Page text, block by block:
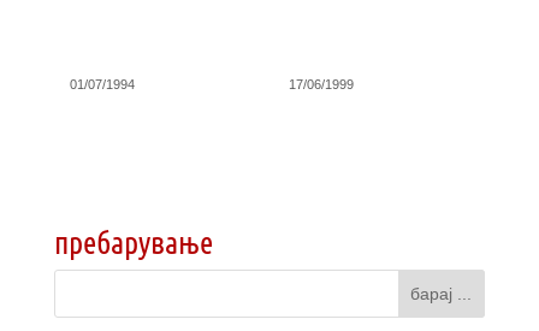
01/07/1994 17/06/1999
пребарување